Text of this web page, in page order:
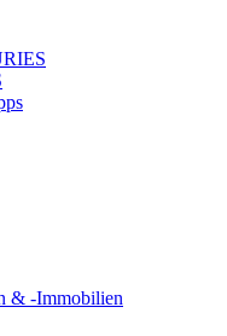
& -Immobilien